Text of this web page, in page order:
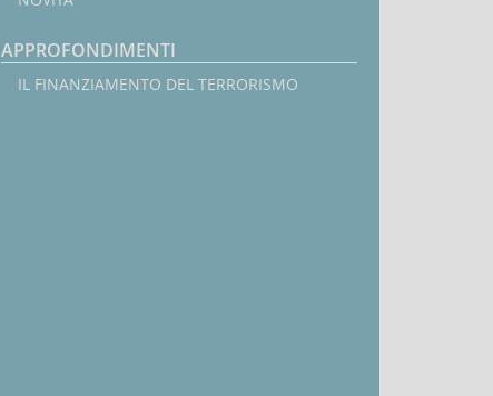
APPROFONDIMENTI
IL FINANZIAMENTO DEL TERRORISMO